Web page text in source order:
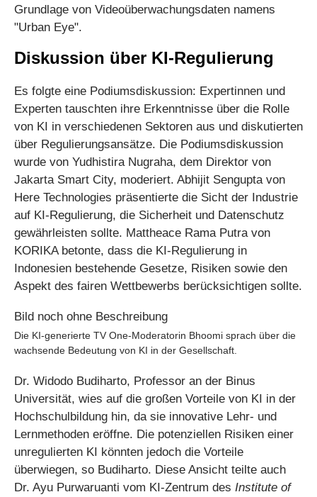
Grundlage von Videoüberwachungsdaten namens
"Urban Eye".
Diskussion über KI-Regulierung
Es folgte eine Podiumsdiskussion: Expertinnen und
Experten tauschten ihre Erkenntnisse über die Rolle
von KI in verschiedenen Sektoren aus und diskutierten
über Regulierungsansätze. Die Podiumsdiskussion
wurde von Yudhistira Nugraha, dem Direktor von
Jakarta Smart City, moderiert. Abhijit Sengupta von
Here Technologies präsentierte die Sicht der Industrie
auf KI-Regulierung, die Sicherheit und Datenschutz
gewährleisten sollte. Mattheace Rama Putra von
KORIKA betonte, dass die KI-Regulierung in
Indonesien bestehende Gesetze, Risiken sowie den
Aspekt des fairen Wettbewerbs berücksichtigen sollte.
Die KI-generierte TV One-Moderatorin Bhoomi sprach über die
wachsende Bedeutung von KI in der Gesellschaft.
Dr. Widodo Budiharto, Professor an der Binus
Universität, wies auf die großen Vorteile von KI in der
Hochschulbildung hin, da sie innovative Lehr- und
Lernmethoden eröffne. Die potenziellen Risiken einer
unregulierten KI könnten jedoch die Vorteile
überwiegen, so Budiharto. Diese Ansicht teilte auch
Dr. Ayu Purwaruanti vom KI-Zentrum des Institute of